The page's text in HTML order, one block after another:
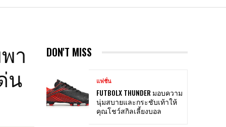
พา
น
DON'T MISS
แฟชั่น
FUTBOLX THUNDER มอบความ
นุ่มสบายและกระชับเท้าให้
คุณโชว์สกิลเลี้ยงบอล